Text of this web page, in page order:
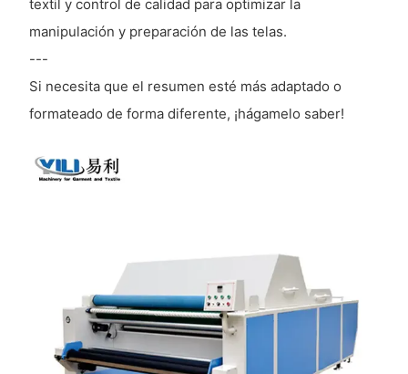
textil y control de calidad para optimizar la
manipulación y preparación de las telas.
---
Si necesita que el resumen esté más adaptado o
formateado de forma diferente, ¡hágamelo saber!